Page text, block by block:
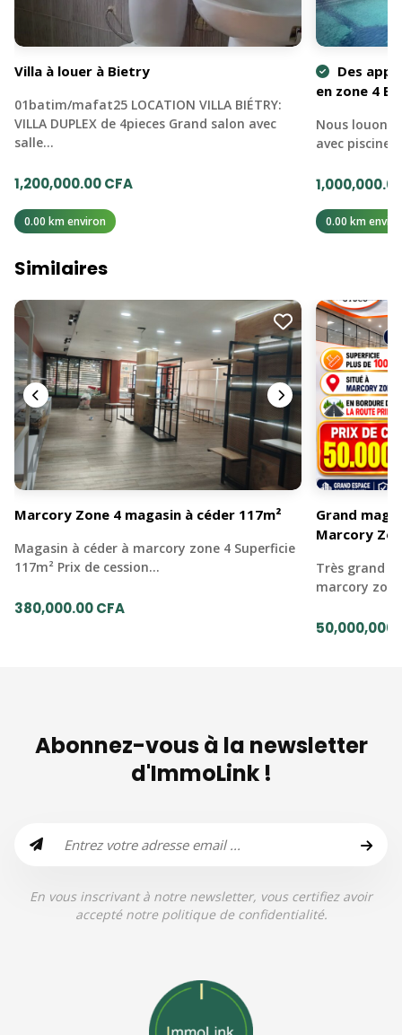
Villa à louer à Bietry
01batim/mafat25 LOCATION VILLA BIÉTRY:
VILLA DUPLEX de 4pieces Grand salon avec
salle…
1,200,000.00 CFA
0.00 km environ
Des
en zone 4
Nous louons
avec
0.00 km
Similaires
Marcory Zone 4 magasin à céder 117m²
Magasin à céder à marcory zone 4 Superficie
117m² Prix de cession…
380,000.00 CFA
Grand
Marcory
Très grand
marcory
Abonnez-vous à la newsletter
d'ImmoLink !
En vous inscrivant à notre newsletter, vous certifiez avoir
accepté notre politique de confidentialité.